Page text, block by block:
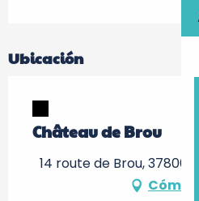
Ubicación
Château de Brou
14 route de Brou, 37800
Cómo